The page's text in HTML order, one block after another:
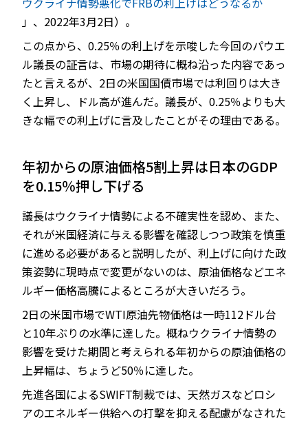
」、2022年3月2日）。
この点から、0.25％の利上げを示唆した今回のパウエ
ル議長の証言は、市場の期待に概ね沿った内容であっ
たと言えるが、2日の米国国債市場では利回りは大き
く上昇し、ドル高が進んだ。議長が、0.25％よりも大
きな幅での利上げに言及したことがその理由である。
年初からの原油価格5割上昇は日本のGDP
を0.15％押し下げる
議長はウクライナ情勢による不確実性を認め、また、
それが米国経済に与える影響を確認しつつ政策を慎重
に進める必要があると説明したが、利上げに向けた政
策姿勢に現時点で変更がないのは、原油価格などエネ
ルギー価格高騰によるところが大きいだろう。
2日の米国市場でWTI原油先物価格は一時112ドル台
と10年ぶりの水準に達した。概ねウクライナ情勢の
影響を受けた期間と考えられる年初からの原油価格の
上昇幅は、ちょうど50％に達した。
先進各国によるSWIFT制裁では、天然ガスなどロシ
アのエネルギー供給への打撃を抑える配慮がなされた